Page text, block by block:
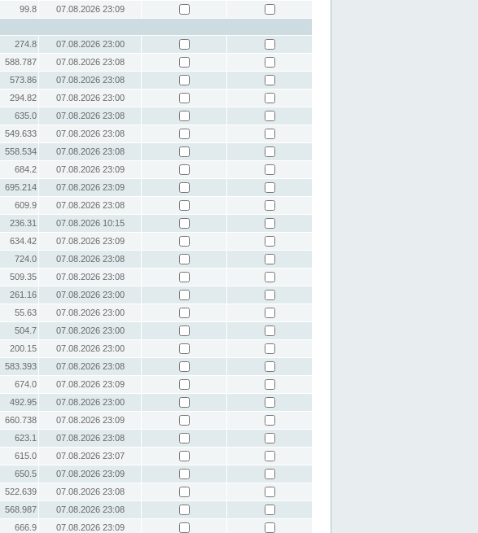
99.8
07.08.2026 23:09
274.8
07.08.2026 23:00
588.787
07.08.2026 23:08
573.86
07.08.2026 23:08
294.82
07.08.2026 23:00
635.0
07.08.2026 23:08
549.633
07.08.2026 23:08
558.534
07.08.2026 23:08
684.2
07.08.2026 23:09
695.214
07.08.2026 23:09
609.9
07.08.2026 23:08
236.31
07.08.2026 10:15
634.42
07.08.2026 23:09
724.0
07.08.2026 23:08
509.35
07.08.2026 23:08
261.16
07.08.2026 23:00
55.63
07.08.2026 23:00
504.7
07.08.2026 23:00
200.15
07.08.2026 23:00
583.393
07.08.2026 23:08
674.0
07.08.2026 23:09
492.95
07.08.2026 23:00
660.738
07.08.2026 23:09
623.1
07.08.2026 23:08
615.0
07.08.2026 23:07
650.5
07.08.2026 23:09
522.639
07.08.2026 23:08
568.987
07.08.2026 23:08
666.9
07.08.2026 23:09